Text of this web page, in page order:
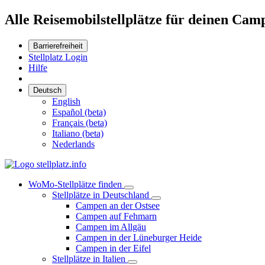
Alle Reisemobilstellplätze für deinen
Barrierefreiheit
Stellplatz Login
Hilfe
Deutsch
English
Español (beta)
Français (beta)
Italiano (beta)
Nederlands
WoMo-Stellplätze finden
Stellplätze in Deutschland
Campen an der Ostsee
Campen auf Fehmarn
Campen im Allgäu
Campen in der Lüneburger Heide
Campen in der Eifel
Stellplätze in Italien